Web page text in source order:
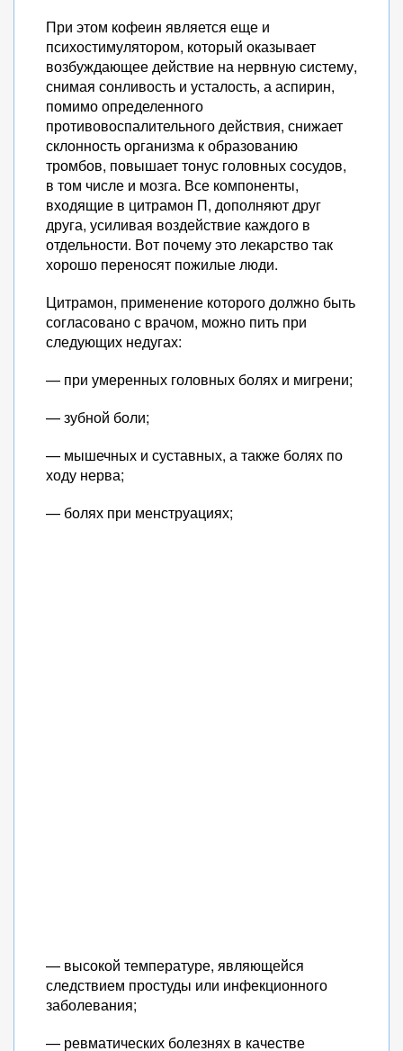
При этом кофеин является еще и
психостимулятором, который оказывает
возбуждающее действие на нервную систему,
снимая сонливость и усталость, а аспирин,
помимо определенного
противовоспалительного действия, снижает
склонность организма к образованию
тромбов, повышает тонус головных сосудов,
в том числе и мозга. Все компоненты,
входящие в цитрамон П, дополняют друг
друга, усиливая воздействие каждого в
отдельности. Вот почему это лекарство так
хорошо переносят пожилые люди.
Цитрамон, применение которого должно быть
согласовано с врачом, можно пить при
следующих недугах:
— при умеренных головных болях и мигрени;
— зубной боли;
— мышечных и суставных, а также болях по
ходу нерва;
— болях при менструациях;
— высокой температуре, являющейся
следствием простуды или инфекционного
заболевания;
— ревматических болезнях в качестве